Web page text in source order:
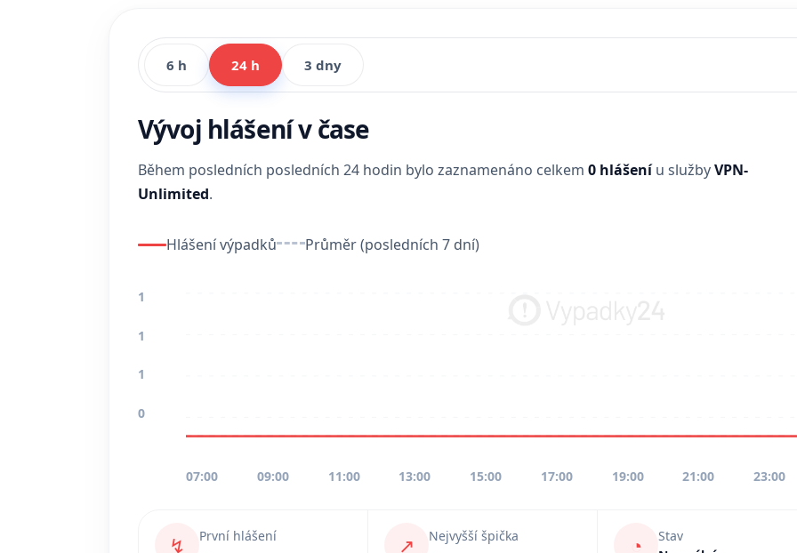
6 h 24 h 3 dny
Vývoj hlášení v čase
Během posledních posledních 24 hodin bylo zaznamenáno celkem 0 hlášeníu službyVPN-
Unlimited.
Hlášení výpadků Průměr (posledních 7 dní)
1
1
1
0
07:00 09:00 11:00 13:00 15:00 17:00 19:00 21:00 23:00
↯
První hlášení
↗
Nejvyšší špička
◔
Stav